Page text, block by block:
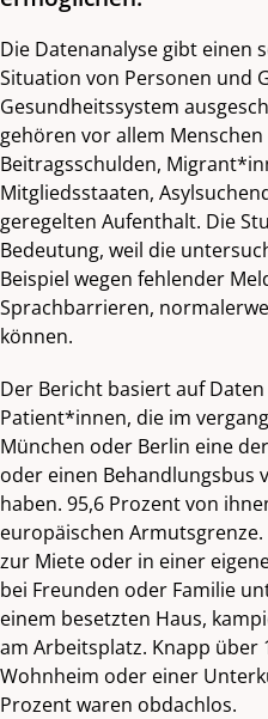
Die Datenanalyse gibt einen
Situation von Personen und
Gesundheitssystem
gehören vor allem
Beitragsschulden,
Mitgliedsstaaten,
geregelten Aufenthalt. Die
Bedeutung, weil die
Beispiel wegen fehlender
Sprachbarrieren,
können.
Der Bericht basiert auf
Patient*innen, die im
München oder Berlin eine
oder einen Behandlungsbus
haben. 95,6 Prozent von
europäischen
zur Miete oder in einer
bei Freunden oder Familie
einem besetzten Haus,
am Arbeitsplatz. Knapp über
Wohnheim oder einer
Prozent waren obdachlos.